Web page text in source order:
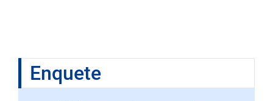
Enquete